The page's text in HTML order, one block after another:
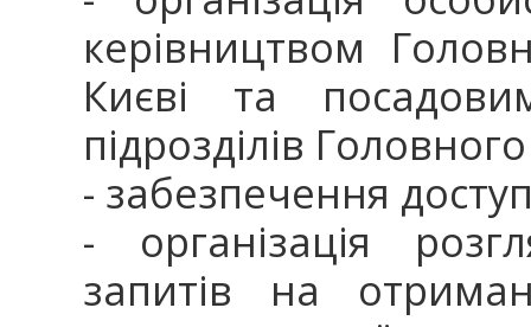
керівництвом
Києві та
підрозділів
- забезпечення
- організація
запитів на